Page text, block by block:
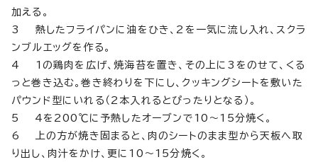
加える。
3 熱したフライパンに油をひき、2を一気に流し入れ、スクラ
ンブルエッグを作る。
4 1の鶏肉を広げ、焼海苔を置き、その上に3をのせて、くる
っと巻き込む。巻き終わりを下にし、クッキングシートを敷いた
パウンド型にいれる（2本入れるとぴったりとなる）。
5 4を200℃に予熱したオーブンで10～15分焼く。
6 上の方が焼き固まると、肉のシートのまま型から天板へ取
り出し、肉汁をかけ、更に10～15分焼く。